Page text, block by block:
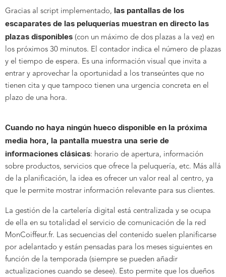
Gracias al script implementado, las pantallas de los
escaparates de las peluquerías muestran en directo las
plazas disponibles (con un máximo de dos plazas a la vez) en
los próximos 30 minutos. El contador indica el número de plazas
y el tiempo de espera. Es una información visual que invita a
entrar y aprovechar la oportunidad a los transeúntes que no
tienen cita y que tampoco tienen una urgencia concreta en el
plazo de una hora.
Cuando no haya ningún hueco disponible en la próxima
media hora, la pantalla muestra una serie de
informaciones clásicas: horario de apertura, información
sobre productos, servicios que ofrece la peluquería, etc. Más allá
de la planificación, la idea es ofrecer un valor real al centro, ya
que le permite mostrar información relevante para sus clientes.
La gestión de la cartelería digital está centralizada y se ocupa
de ella en su totalidad el servicio de comunicación de la red
MonCoiffeur.fr. Las secuencias del contenido suelen planificarse
por adelantado y están pensadas para los meses siguientes en
función de la temporada (siempre se pueden añadir
actualizaciones cuando se desee). Esto permite que los dueños